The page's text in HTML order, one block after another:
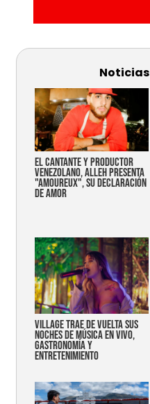
Noticias
EL CANTANTE Y PRODUCTOR
VENEZOLANO, ALLEH PRESENTA
"AMOUREUX", SU DECLARACIÓN
DE AMOR
Village trae de vuelta sus
noches de música en vivo,
gastronomía y
entretenimiento